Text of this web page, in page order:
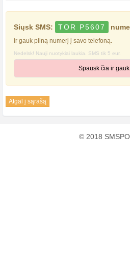
Siųsk SMS: TOR P5607
ir gauk pilną numerį į savo telefoną.
Nedelsk! Nauji nuotykiai laukia. SMS tik 5 eur.
Spausk čia ir
Atgal į sąrašą
© 2018